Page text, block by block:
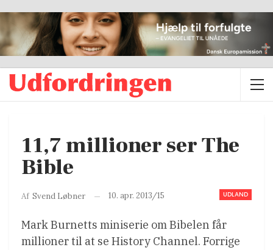
11,7 millioner ser The
Bible
UDLAND
Af Svend Løbner 10. apr. 2013/15
Mark Burnetts miniserie om Bibelen får
millioner til at se History Channel. Forrige